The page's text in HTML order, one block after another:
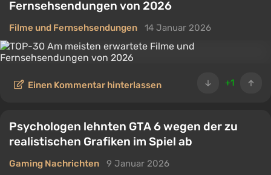
Fernsehsendungen von 2026
Filme und Fernsehsendungen 14 Januar 2026
+1
Einen Kommentar hinterlassen
Psychologen lehnten GTA 6 wegen der zu
realistischen Grafiken im Spiel ab
Gaming Nachrichten 9 Januar 2026